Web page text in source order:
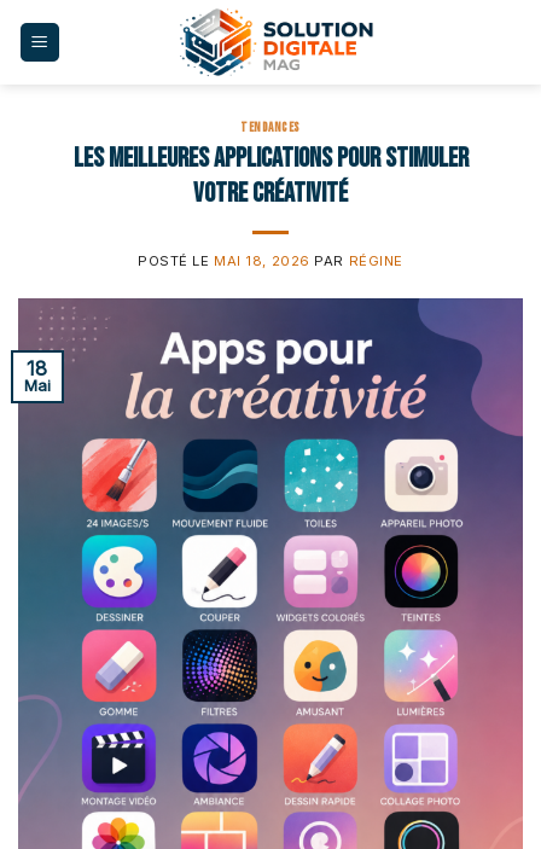
TENDANCES
Les meilleures applications pour stimuler
votre créativité
POSTÉ LE MAI 18, 2026 PAR RÉGINE
18
Mai